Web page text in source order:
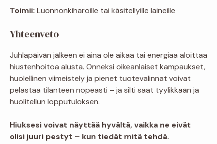
Toimii: Luonnonkiharoille tai käsitellyille laineille
Yhteenveto
Juhlapäivän jälkeen ei aina ole aikaa tai energiaa aloittaa
hiustenhoitoa alusta. Onneksi oikeanlaiset kampaukset,
huolellinen viimeistely ja pienet tuotevalinnat voivat
pelastaa tilanteen nopeasti – ja silti saat tyylikkään ja
huolitellun lopputuloksen.
Hiuksesi voivat näyttää hyvältä, vaikka ne eivät
olisi juuri pestyt – kun tiedät mitä tehdä.